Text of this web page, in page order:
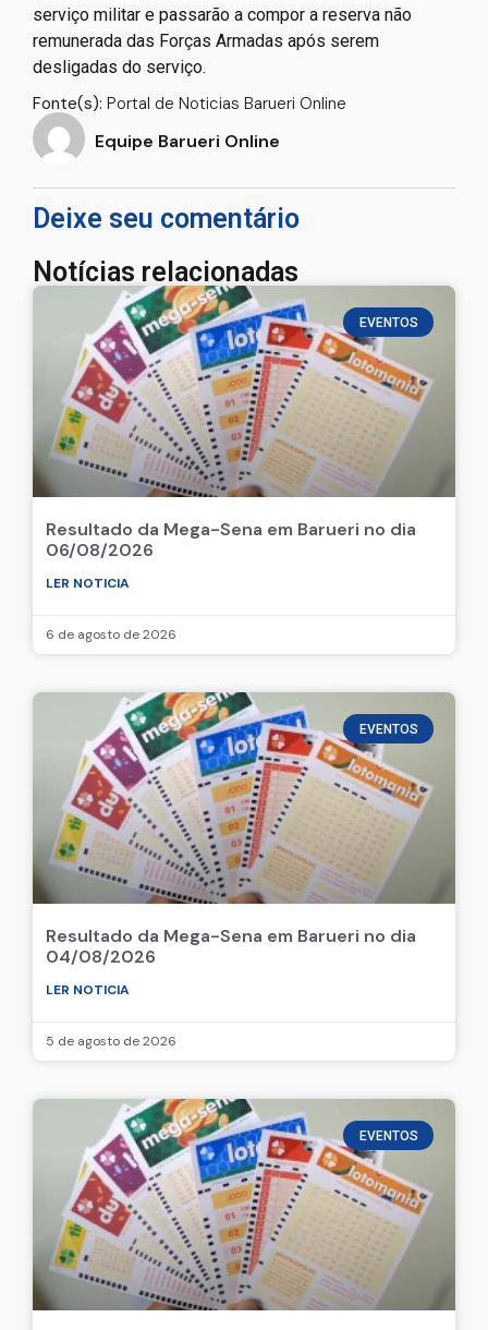
serviço militar e passarão a compor a reserva não
remunerada das Forças Armadas após serem
desligadas do serviço.
Fonte(s): Portal de Noticias Barueri Online
Equipe Barueri Online
Deixe seu comentário
Notícias relacionadas
EVENTOS
Resultado da Mega-Sena em Barueri no dia
06/08/2026
LER NOTICIA
6 de agosto de 2026
EVENTOS
Resultado da Mega-Sena em Barueri no dia
04/08/2026
LER NOTICIA
5 de agosto de 2026
EVENTOS